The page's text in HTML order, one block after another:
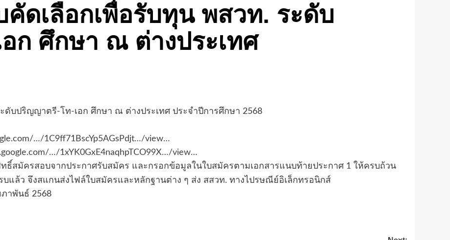
ดเลือกเพื่อรับทุน พสวท. ระดับ
ก ศึกษา ณ ต่างประเทศ
ดับปริญญาตรี-โท-เอก ศึกษา ณ ต่างประเทศ ประจำปีการศึกษา 2568
…/1C9ff71BscYp5AGsPdjt…/view…
…/1xYK0GxE4naqhpTCO99X…/view…
สมัครสอบจากประกาศรับสมัคร และกรอกข้อมูลในใบสมัครตามเอกสารแนบท้ายประกาศ 1 ให้ครบถ้วน
แล้ว จึงสแกนส่งไฟล์ใบสมัครและหลักฐานต่าง ๆ ส่ง สสวท. ทางไปรษณีย์อิเล็กทรอนิกส์
ภาพันธ์ 2568